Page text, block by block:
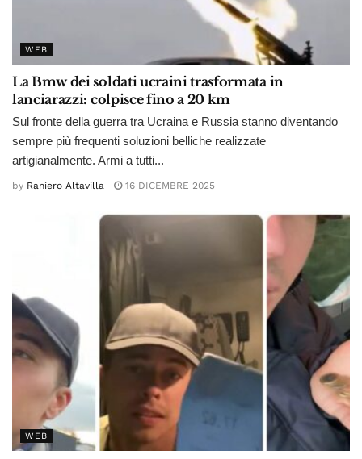
WEB
La Bmw dei soldati ucraini trasformata in
lanciarazzi: colpisce fino a 20 km
Sul fronte della guerra tra Ucraina e Russia stanno diventando
sempre più frequenti soluzioni belliche realizzate
artigianalmente. Armi a tutti...
by Raniero Altavilla 16 DICEMBRE 2025
WEB